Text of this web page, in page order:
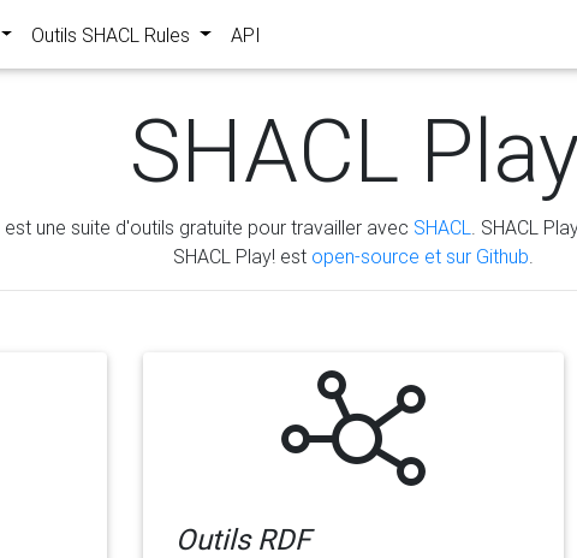
Outils SHACL Rules API
SHACL
est une suite d'outils gratuite pour travailler avec SHACL . SHACL
SHACL Play! est open-source et sur Github
Outils RDF